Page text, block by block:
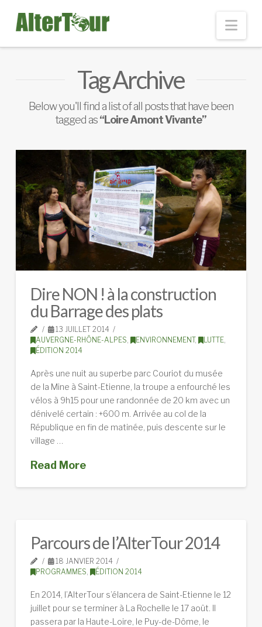
Tag Archive
Below you'll find a list of all posts that have been
tagged as“Loire Amont Vivante”
Dire NON ! à la construction
du Barrage des plats
13 JUILLET 2014
AUVERGNE-RHÔNE-ALPES, ENVIRONNEMENT, LUTTE,
ÉDITION 2014
Après une nuit au superbe parc Couriot du musée
de la Mine à Saint-Etienne, la troupe a enfourché les
vélos à 9h15 pour une randonnée de 20 km avec un
dénivelé certain : +600 m. Arrivée au col de la
République en fin de matinée, puis descente sur le
village …
Read More
Parcours de l’AlterTour 2014
18 JANVIER 2014
PROGRAMMES, ÉDITION 2014
En 2014, l’AlterTour s’élancera de Saint-Etienne le 12
juillet pour se terminer à La Rochelle le 17 août. Il
passera par la Haute-Loire, le Puy-de-Dôme, le